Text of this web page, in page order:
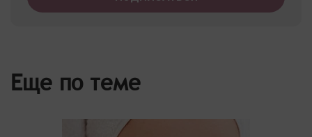
Еще по теме